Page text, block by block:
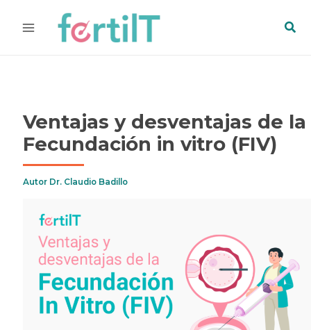
Ventajas y desventajas de la
Fecundación in vitro (FIV)
Autor Dr. Claudio Badillo